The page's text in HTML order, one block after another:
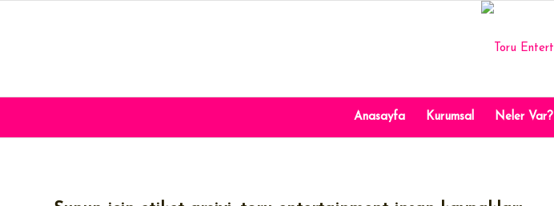
Anasayfa Kurumsal Neler Var?